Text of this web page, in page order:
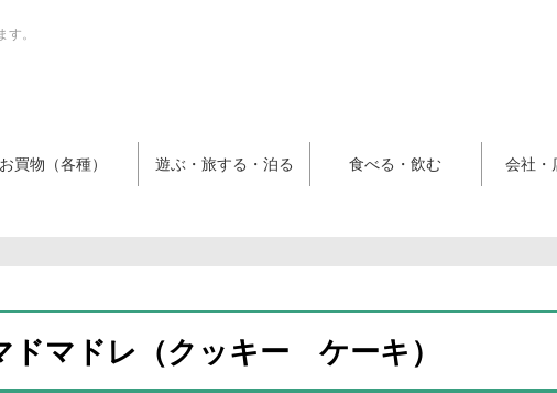
。
お買物（各種） 遊ぶ・旅する・泊る 食べる・飲む 会社・
ドマドレ（クッキー ケーキ）